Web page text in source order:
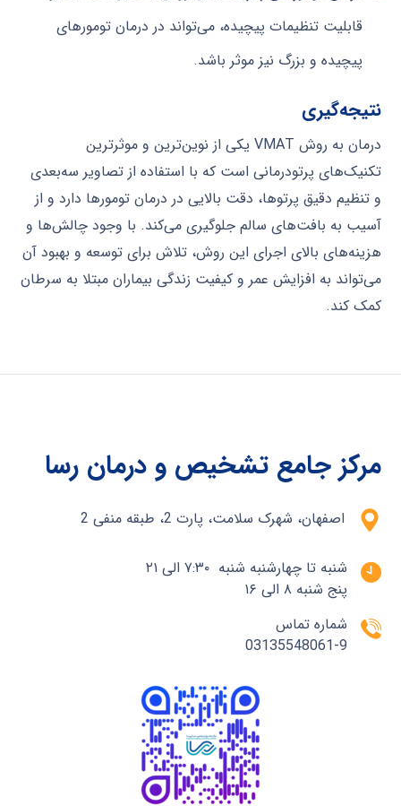
قابلیت تنظیمات پیچیده، می‌تواند در درمان تومورهای
پیچیده و بزرگ نیز موثر باشد.
نتیجه‌گیری
درمان به روش VMAT یکی از نوین‌ترین و موثرترین
تکنیک‌های پرتودرمانی است که با استفاده از تصاویر سه‌بعدی
و تنظیم دقیق پرتوها، دقت بالایی در درمان تومورها دارد و از
آسیب به بافت‌های سالم جلوگیری می‌کند. با وجود چالش‌ها و
هزینه‌های بالای اجرای این روش، تلاش برای توسعه و بهبود آن
می‌تواند به افزایش عمر و کیفیت زندگی بیماران مبتلا به سرطان
کمک کند.
مرکز جامع تشخیص و درمان رسا
اصفهان، شهرک سلامت، پارت 2، طبقه منفی 2
شنبه تا چهارشنبه شنبه ۷:۳۰ الی ۲۱
پنج شنبه ۸ الی ۱۶
شماره تماس
03135548061-9